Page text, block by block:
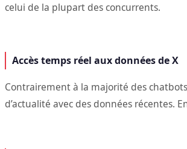
celui de la plupart des concurrents.
Accès temps réel aux données de X
Contrairement à la majorité des
d’actualité avec des données récentes.